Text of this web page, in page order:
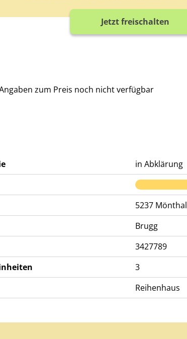
Jetzt freischalten
zum Preis noch nicht verfügbar
in Abklärung
5237 Mönthal
Brugg
3427789
3
Reihenhaus